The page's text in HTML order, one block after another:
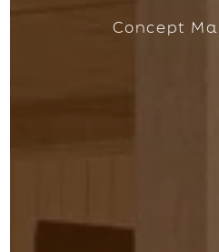
Concept